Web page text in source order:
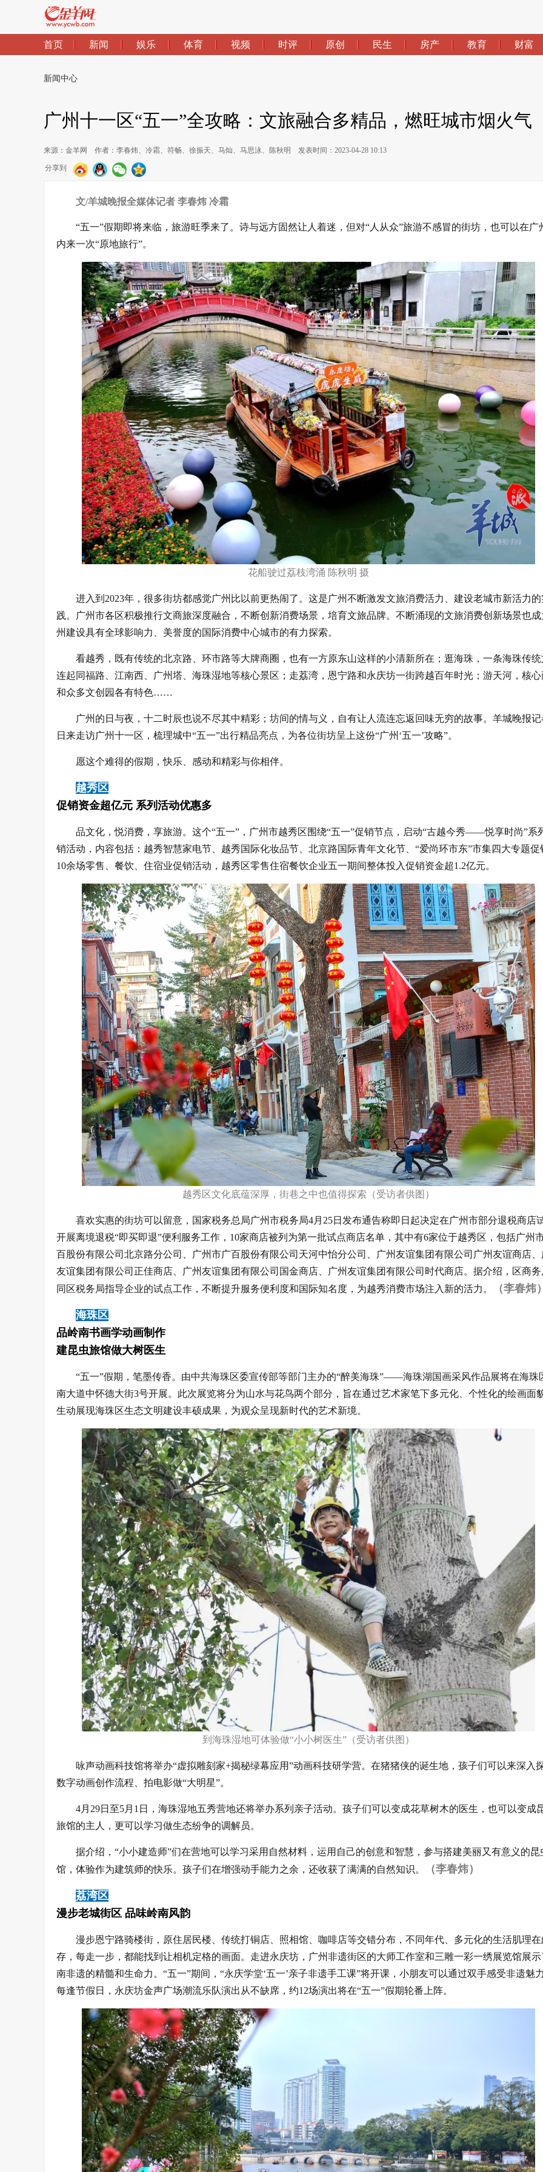
首页 新闻 娱乐 体育 视频 时评 原创 民生 房产 教育 财富
新闻中心
广州十一区“五一”全攻略：文旅融合多精品，燃旺城市烟火气
来源：金羊网 作者：李春炜、冷霜、符畅、徐振天、马灿、马思泳、陈秋明 发表时间：2023-04-28 10:13
分享到
文/羊城晚报全媒体记者 李春炜 冷霜
“五一”假期即将来临，旅游旺季来了。诗与远方固然让人着迷，但对“人从众”旅游不感冒的街坊，也可以在广
内来一次“原地旅行”。
花船驶过荔枝湾涌 陈秋明 摄
进入到2023年，很多街坊都感觉广州比以前更热闹了。这是广州不断激发文旅消费活力、建设老城市新活力的
践。广州市各区积极推行文商旅深度融合，不断创新消费场景，培育文旅品牌。不断涌现的文旅消费创新场景也
州建设具有全球影响力、美誉度的国际消费中心城市的有力探索。
看越秀，既有传统的北京路、环市路等大牌商圈，也有一方原东山这样的小清新所在；逛海珠，一条海珠传统
连起同福路、江南西、广州塔、海珠湿地等核心景区；走荔湾，恩宁路和永庆坊一街跨越百年时光；游天河，核心
和众多文创园各有特色……
广州的日与夜，十二时辰也说不尽其中精彩；坊间的情与义，自有让人流连忘返回味无穷的故事。羊城晚报
日来走访广州十一区，梳理城中“五一”出行精品亮点，为各位街坊呈上这份“广州‘五一’攻略”。
愿这个难得的假期，快乐、感动和精彩与你相伴。
越秀区
促销资金超亿元 系列活动优惠多
品文化，悦消费，享旅游。这个“五一”，广州市越秀区围绕“五一”促销节点，启动“古越今秀——悦享时尚”系
销活动，内容包括：越秀智慧家电节、越秀国际化妆品节、北京路国际青年文化节、“爱尚环市东”市集四大专题促
10余场零售、餐饮、住宿业促销活动，越秀区零售住宿餐饮企业五一期间整体投入促销资金超1.2亿元。
越秀区文化底蕴深厚，街巷之中也值得探索（受访者供图）
喜欢实惠的街坊可以留意，国家税务总局广州市税务局4月25日发布通告称即日起决定在广州市部分退税商店
开展离境退税“即买即退”便利服务工作，10家商店被列为第一批试点商店名单，其中有6家位于越秀区，包括广州
百股份有限公司北京路分公司、广州市广百股份有限公司天河中怡分公司、广州友谊集团有限公司广州友谊商店、
友谊集团有限公司正佳商店、广州友谊集团有限公司国金商店、广州友谊集团有限公司时代商店。据介绍，区商务
同区税务局指导企业的试点工作，不断提升服务便利度和国际知名度，为越秀消费市场注入新的活力。
（李春炜）
海珠区
品岭南书画学动画制作
建昆虫旅馆做大树医生
“五一”假期，笔墨传香。由中共海珠区委宣传部等部门主办的“醉美海珠”——海珠湖国画采风作品展将在海珠
南大道中怀德大街3号开展。此次展览将分为山水与花鸟两个部分，旨在通过艺术家笔下多元化、个性化的绘画面
生动展现海珠区生态文明建设丰硕成果，为观众呈现新时代的艺术新境。
到海珠湿地可体验做“小小树医生”（受访者供图）
咏声动画科技馆将举办“虚拟雕刻家+揭秘绿幕应用”动画科技研学营。在猪猪侠的诞生地，孩子们可以来深入
数字动画创作流程、拍电影做“大明星”。
4月29日至5月1日，海珠湿地五秀营地还将举办系列亲子活动。孩子们可以变成花草树木的医生，也可以变成
旅馆的主人，更可以学习做生态纷争的调解员。
据介绍，“小小建造师”们在营地可以学习采用自然材料，运用自己的创意和智慧，参与搭建美丽又有意义的昆
馆，体验作为建筑师的快乐。孩子们在增强动手能力之余，还收获了满满的自然知识。
（李春炜）
荔湾区
漫步老城街区 品味岭南风韵
漫步恩宁路骑楼街，原住居民楼、传统打铜店、照相馆、咖啡店等交错分布，不同年代、多元化的生活肌理
存，每走一步，都能找到让相机定格的画面。走进永庆坊，广州非遗街区的大师工作室和三雕一彩一绣展览馆展
南非遗的精髓和生命力。“五一”期间，“永庆学堂‘五一’亲子非遗手工课”将开课，小朋友可以通过双手感受非遗魅力
每逢节假日，永庆坊金声广场潮流乐队演出从不缺席，约12场演出将在“五一”假期轮番上阵。